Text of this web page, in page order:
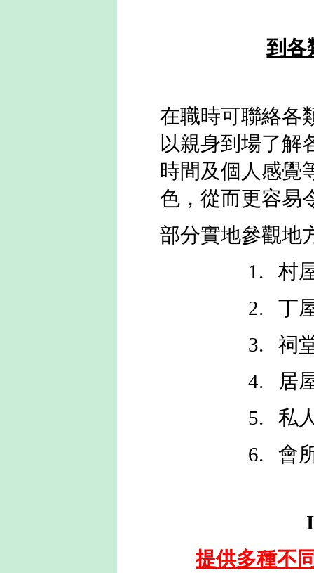
到各
在職時可聯絡各
以親身到場了解
時間及個人感覺
色，從而更容易
部分實地參觀地
1. 村
2. 丁
3. 祠
4. 居
5. 私人
6. 會
提供多種不